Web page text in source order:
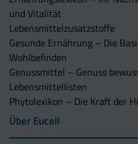
und Vitalität
Lebensmittelzusatzstoffe
Gesunde Ernährung – Die
Wohlbefinden
Genussmittel – Genuss
Lebensmittellisten
Phytolexikon – Die Kraft der
Über Eucell